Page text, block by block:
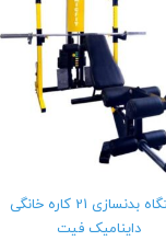
دستگاه بدنسازی 21 کاره خانگی
داینامیک فیت